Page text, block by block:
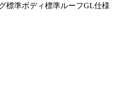
標準ボディ標準ルーフGL仕様